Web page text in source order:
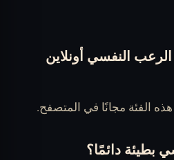
النفسي أونلاين
الفئة مجانًا في المتصفح.
بطيئة دائمًا؟